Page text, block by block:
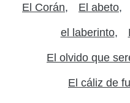
El Corán El abeto
el laberinto
El olvido que
El cáliz de